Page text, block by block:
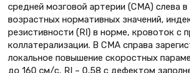
средней мозговой артерии (СМА) слева в
возрастных нормативных значений,
резистивности (RI) в норме, кровоток с
коллатерализации. В СМА справа
локальное повышение скоростных
до 160 см/с, RI – 0,58 с дефектом